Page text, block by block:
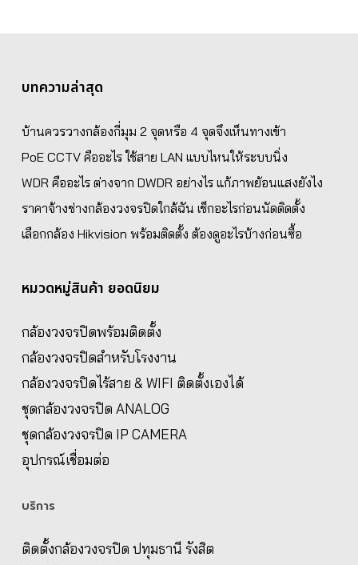
บทความล่าสุด
บ้านควรวางกล้องกี่มุม 2 จุดหรือ 4 จุดจึงเห็นทางเข้า
PoE CCTV คืออะไร ใช้สาย LAN แบบไหนให้ระบบนิ่ง
WDR คืออะไร ต่างจาก DWDR อย่างไร แก้ภาพย้อนแสงยังไง
ราคาจ้างช่างกล้องวงจรปิดใกล้ฉัน เช็กอะไรก่อนนัดติดตั้ง
เลือกกล้อง Hikvision พร้อมติดตั้ง ต้องดูอะไรบ้างก่อนซื้อ
หมวดหมู่สินค้า ยอดนิยม
กล้องวงจรปิดพร้อมติดตั้ง
กล้องวงจรปิดสำหรับโรงงาน
กล้องวงจรปิดไร้สาย & WIFI ติดตั้งเองได้
ชุดกล้องวงจรปิด ANALOG
ชุดกล้องวงจรปิด IP CAMERA
อุปกรณ์เชื่อมต่อ
บริการ
ติดตั้งกล้องวงจรปิด ปทุมธานี รังสิต